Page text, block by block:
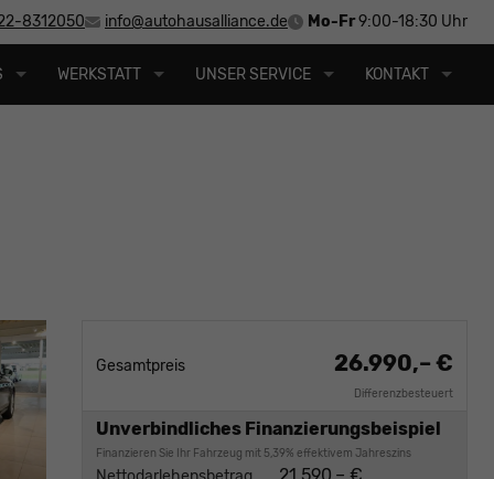
8312050 info@autohausalliance.de Mo-Fr9:00-18:30 Uhr
WERKSTATT UNSER SERVICE KONTAKT
Gesamtpreis 26.990,– €
Differenzbesteuert
Unverbindliches Finanzierungsbeispiel
Finanzieren Sie Ihr Fahrzeug mit 5,39% effektivem Jahreszins